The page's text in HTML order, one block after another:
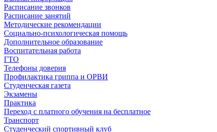
Расписание звонков
Расписание занятий
Методические рекомендации
Социально-психологическая помощь
Дополнительное образование
Воспитательная работа
ГТО
Телефоны доверия
Профилактика гриппа и ОРВИ
Cтуденческая газета
Экзамены
Практика
Переход с платного обучения на бесплатное
Транспорт
Студенческий спортивный клуб